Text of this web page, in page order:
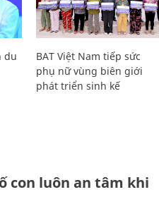
du
BAT Việt Nam tiếp sức
phụ nữ vùng biên giới
phát triển sinh kế
con luôn an tâm khi